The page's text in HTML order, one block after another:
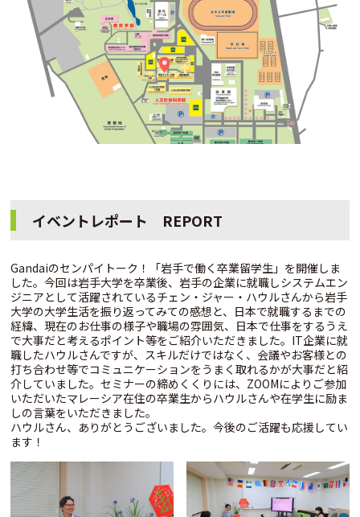
イベントレポート REPORT
Gandaiのセンパイトーク！「岩手で働く卒業留学生」を開催しま
した。今回は岩手大学を卒業後、岩手の企業に就職しシステムエン
ジニアとして活躍されているチェン・ジャー・ハウルさんから岩手
大学の大学生活を振り返ってみての感想と、日本で就職するまでの
経緯、現在のお仕事の様子や職場の雰囲気、日本で仕事をするうえ
で大事だと考えるポイント等をご紹介いただきました。IT企業に就
職したハウルさんですが、スキルだけではなく、会議やお客様との
打ち合わせ等でコミュニケーションをうまく取れるかが大事だと紹
介していました。セミナーの締めくくりには、ZOOMによりご参加
いただいたマレーシア在住の卒業生からハウルさんや在学生に励ま
しの言葉をいただきました。
ハウルさん、ありがとうございました。今後のご活躍も応援してい
ます！